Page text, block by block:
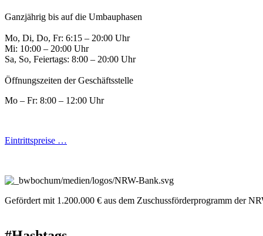
Ganzjährig bis auf die Umbauphasen
Mo, Di, Do, Fr: 6:15 – 20:00 Uhr
Mi: 10:00 – 20:00 Uhr
Sa, So, Feiertags: 8:00 – 20:00 Uhr
Öffnungszeiten der Geschäftsstelle
Mo – Fr: 8:00 – 12:00 Uhr
Eintrittspreise …
Gefördert mit 1.200.000 € aus dem Zuschussförderprogramm der